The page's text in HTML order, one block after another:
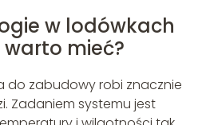
w lodówkach
mieć?
do zabudowy robi znacznie
Zadaniem systemu jest